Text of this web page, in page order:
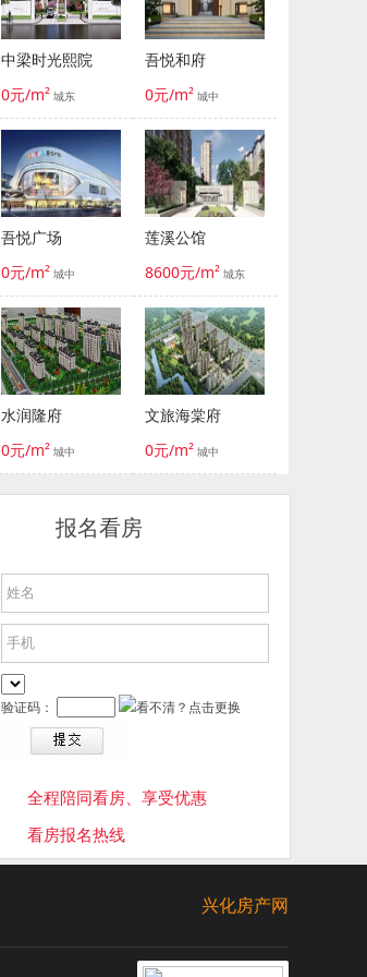
中梁时光熙院
0元/m² 城东
吾悦和府
0元/m² 城中
吾悦广场
0元/m² 城中
莲溪公馆
8600元/m² 城东
水润隆府
0元/m² 城中
文旅海棠府
0元/m² 城中
报名看房
验证码：
全程陪同看房、享受优惠
看房报名热线
兴化房产网